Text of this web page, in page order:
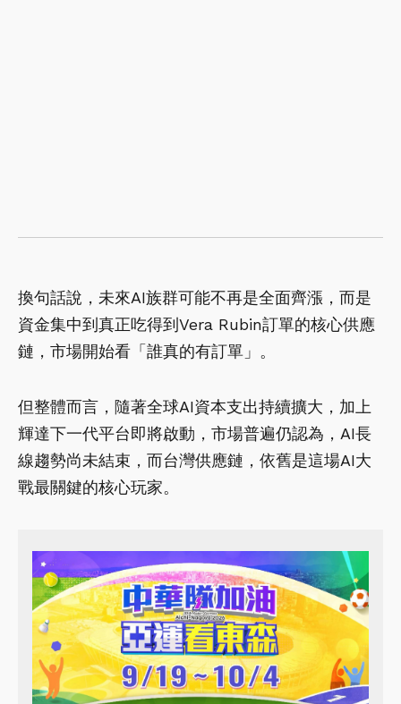
換句話說，未來AI族群可能不再是全面齊漲，而是
資金集中到真正吃得到Vera Rubin訂單的核心供應
鏈，市場開始看「誰真的有訂單」。
但整體而言，隨著全球AI資本支出持續擴大，加上
輝達下一代平台即將啟動，市場普遍仍認為，AI長
線趨勢尚未結束，而台灣供應鏈，依舊是這場AI大
戰最關鍵的核心玩家。